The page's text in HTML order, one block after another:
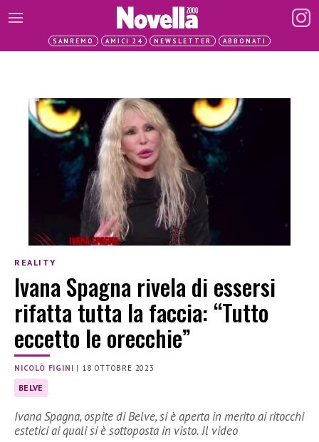
SANREMO AMICI 24 NEWSLETTER ABBONATI
REALITY
Ivana Spagna rivela di essersi
rifatta tutta la faccia: “Tutto
eccetto le orecchie”
NICOLÒ FIGINI | 18 OTTOBRE 2023
BELVE
Ivana Spagna, ospite di Belve, si è aperta in merito ai ritocchi
estetici ai quali si è sottoposta in visto. Il video